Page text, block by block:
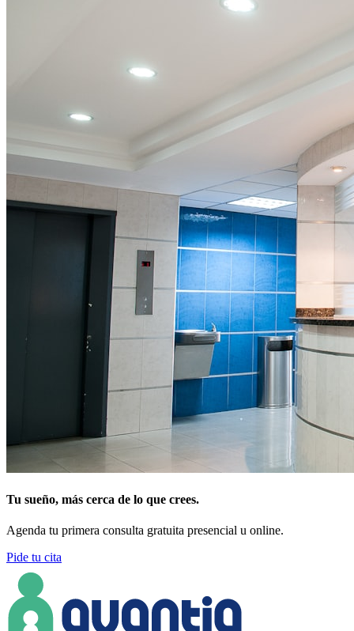
Tu sueño, más cerca de lo que crees.
Agenda tu primera consulta gratuita presencial u online.
Pide tu cita